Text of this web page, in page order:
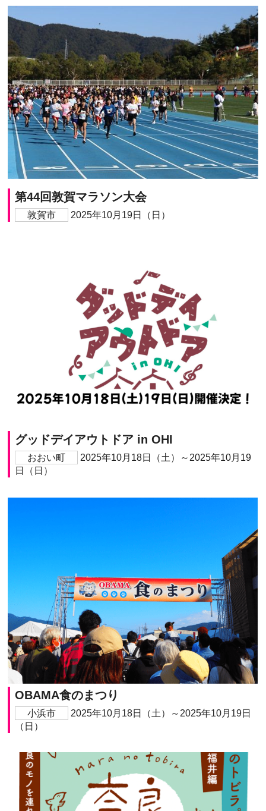
第44回敦賀マラソン大会
敦賀市 2025年10月19日（日）
グッドデイアウトドア in OHI
おおい町
2025年10月18日（土）～2025年10月19
日（日）
OBAMA食のまつり
小浜市
2025年10月18日（土）～2025年10月19日
（日）